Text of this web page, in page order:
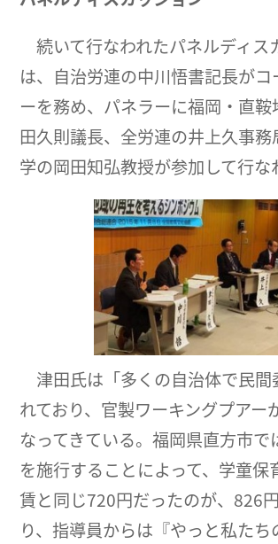
続いて行なわれたパネルディス
は、自治労連の中川悟書記長がコ
ーを務め、パネラーに福岡・直
田久則議長、全労連の井上久事
学の岡田知弘教授が参加して行な
津田氏は「多くの自治体で民間
れており、官製ワーキングプアー
なってきている。福岡県直方市で
を施行することによって、学童保
賃と同じ720円だったのが、826
り、指導員からは『やっと私た